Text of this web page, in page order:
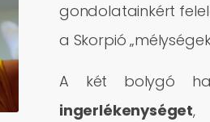
gondolatainkért
a Skorpió
A két bolygó
ingerlékenységet